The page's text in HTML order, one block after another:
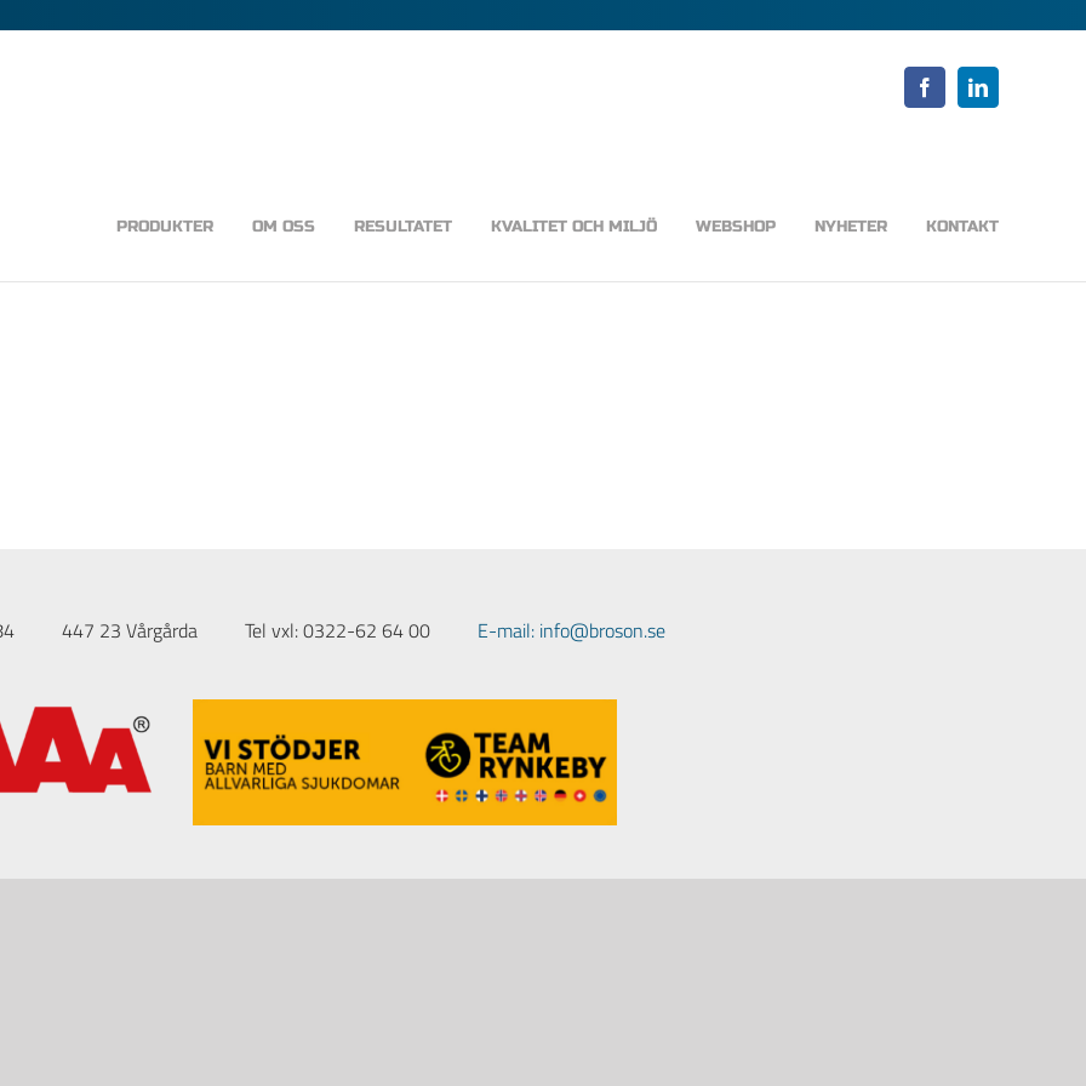
FacebookLinkedIn
PRODUKTER OM OSS RESULTATET KVALITET OCH MILJÖ WEBSHOP NYHETER KONTAKT
447 23 Vårgårda Tel vxl: 0322-62 64 00 E-mail: info@broson.se